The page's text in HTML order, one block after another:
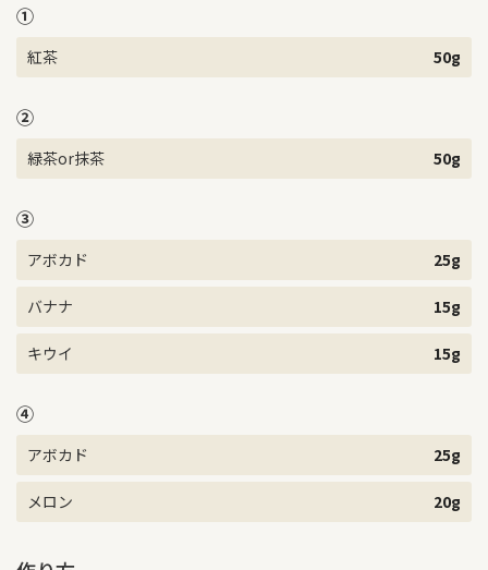
①
紅茶 50g
②
緑茶or抹茶 50g
③
アボカド 25g
バナナ 15g
キウイ 15g
④
アボカド 25g
メロン 20g